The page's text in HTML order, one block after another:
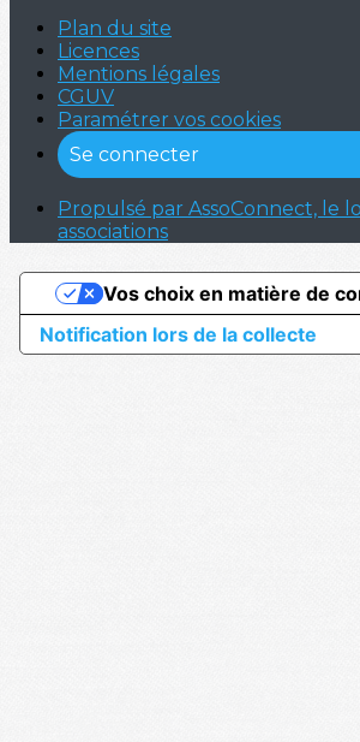
Plan du site
Licences
Mentions légales
CGUV
Paramétrer vos cookies
Se connecter
Propulsé par AssoConnect, le
associations
Notification lors de la collecte
Vos choix en matière de